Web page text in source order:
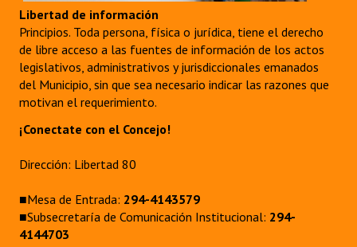
Libertad de información
Principios. Toda persona, física o jurídica, tiene el derecho
de libre acceso a las fuentes de información de los actos
legislativos, administrativos y jurisdiccionales emanados
del Municipio, sin que sea necesario indicar las razones que
motivan el requerimiento.
¡Conectate con el Concejo!
Dirección: Libertad 80
■Mesa de Entrada: 294-4143579
■Subsecretaría de Comunicación Institucional: 294-
4144703